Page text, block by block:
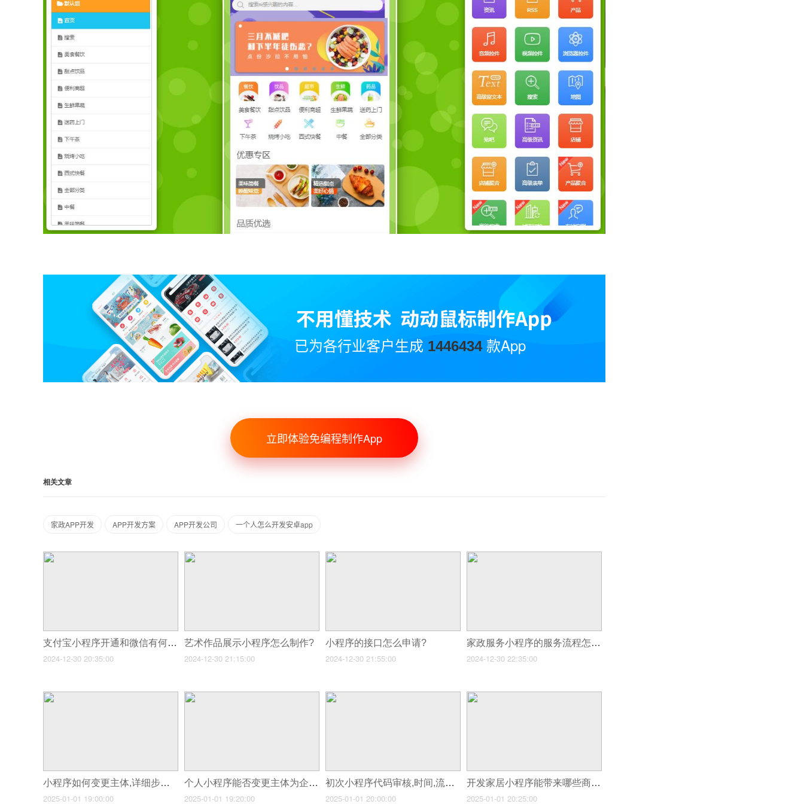
已为各行业客户生成 1446434款App
立即体验免编程制作App
相关文章
家政APP开发 APP开发方案 APP开发公司 一个人怎么开发安卓app
支付宝小程序开通和微信有何不同?
2024-12-30 20:35:00
艺术作品展示小程序怎么制作?
2024-12-30 21:15:00
小程序的接口怎么申请?
2024-12-30 21:55:00
家政服务小程序的服务流程怎么设计?
2024-12-30 22:35:00
小程序如何变更主体,详细步骤看这里!
2025-01-01 19:00:00
个人小程序能否变更主体为企业_答案揭晓
2025-01-01 19:20:00
初次小程序代码审核,时间,流程与注意事项
2025-01-01 20:00:00
开发家居小程序能带来哪些商业优势?
2025-01-01 20:25:00